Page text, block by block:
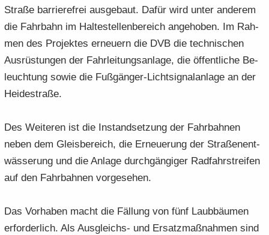
Stra­ße bar­rie­re­frei aus­ge­baut. Dafür wird unter an­de­rem
die Fahr­bahn im Hal­te­stel­len­be­reich an­ge­ho­ben. Im Rah­
men des Pro­jek­tes er­neu­ern die DVB die tech­ni­schen
Aus­rüs­tun­gen der Fahr­lei­tungs­an­la­ge, die öf­fent­li­che Be­
leuch­tung sowie die Fußgänger-​Lichtsignalanlage an der
Hei­de­stra­ße.
Des Wei­te­ren ist die In­stand­set­zung der Fahr­bah­nen
neben dem Gleis­be­reich, die Er­neue­rung der Stra­ßen­ent­
wäs­se­rung und die An­la­ge durch­gän­gi­ger Rad­fahr­strei­fen
auf den Fahr­bah­nen vor­ge­se­hen.
Das Vor­ha­ben macht die Fäl­lung von fünf Laub­bäu­men
er­for­der­lich. Als Ausgleichs-​ und Er­satz­maß­nah­men sind